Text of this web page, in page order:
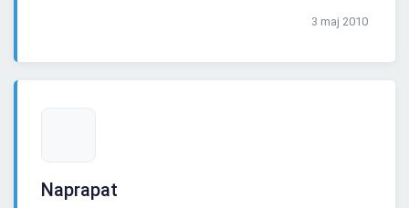
3 maj 2010
Naprapat